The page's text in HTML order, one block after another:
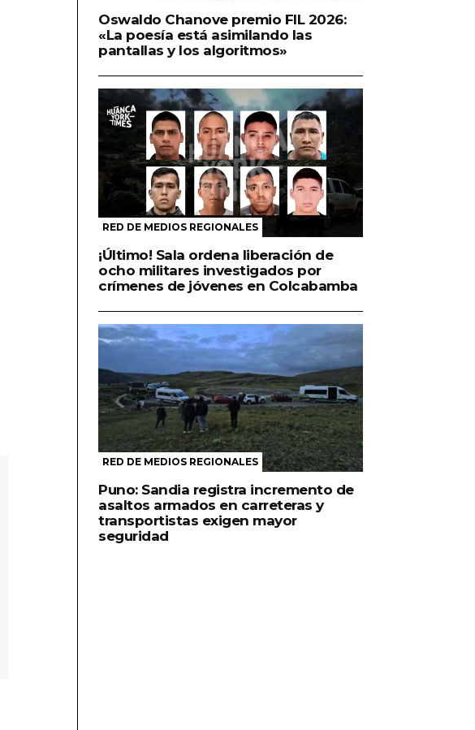
Oswaldo Chanove premio FIL 2026:
«La poesía está asimilando las
pantallas y los algoritmos»
RED DE MEDIOS REGIONALES
¡Último! Sala ordena liberación de
ocho militares investigados por
crímenes de jóvenes en Colcabamba
RED DE MEDIOS REGIONALES
Puno: Sandia registra incremento de
asaltos armados en carreteras y
transportistas exigen mayor
seguridad